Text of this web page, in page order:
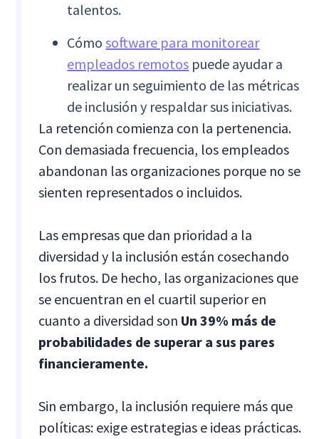
talentos.
Cómosoftware para monitorear
empleados remotos puede ayudar a
realizar un seguimiento de las métricas
de inclusión y respaldar sus iniciativas.
La retención comienza con la pertenencia.
Con demasiada frecuencia, los empleados
abandonan las organizaciones porque no se
sienten representados o incluidos.
Las empresas que dan prioridad a la
diversidad y la inclusión están cosechando
los frutos. De hecho, las organizaciones que
se encuentran en el cuartil superior en
cuanto a diversidad son Un 39% más de
probabilidades de superar a sus pares
financieramente.
Sin embargo, la inclusión requiere más que
políticas: exige estrategias e ideas prácticas.